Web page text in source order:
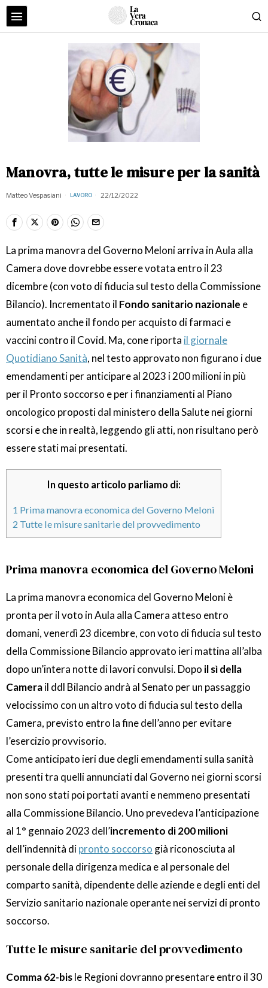
Manovra, tutte le misure per la sanità
Matteo Vespasiani LAVORO 22/12/2022
La prima manovra del Governo Meloni arriva in Aula alla
Camera dove dovrebbe essere votata entro il 23
dicembre (con voto di fiducia sul testo della Commissione
Bilancio). Incrementato il Fondo sanitario nazionale e
aumentato anche il fondo per acquisto di farmaci e
vaccini contro il Covid. Ma, cone riporta il giornale
Quotidiano Sanità, nel testo approvato non figurano i due
emendamenti per anticipare al 2023 i 200 milioni in più
per il Pronto soccorso e per i finanziamenti al Piano
oncologico proposti dal ministero della Salute nei giorni
scorsi e che in realtà, leggendo gli atti, non risultano però
essere stati mai presentati.
In questo articolo parliamo di:
1 Prima manovra economica del Governo Meloni
2 Tutte le misure sanitarie del provvedimento
Prima manovra economica del Governo Meloni
La prima manovra economica del Governo Meloni è
pronta per il voto in Aula alla Camera atteso entro
domani, venerdì 23 dicembre, con voto di fiducia sul testo
della Commissione Bilancio approvato ieri mattina all’alba
dopo un’intera notte di lavori convulsi. Dopo il sì della
Camerail ddl Bilancio andrà al Senato per un passaggio
velocissimo con un altro voto di fiducia sul testo della
Camera, previsto entro la fine dell’anno per evitare
l’esercizio provvisorio.
Come anticipato ieri due degli emendamenti sulla sanità
presenti tra quelli annunciati dal Governo nei giorni scorsi
non sono stati poi portati avanti e nemmeno presentati
alla Commissione Bilancio. Uno prevedeva l’anticipazione
al 1° gennaio 2023 dell’incremento di 200 milioni
dell’indennità dipronto soccorso già riconosciuta al
personale della dirigenza medica e al personale del
comparto sanità, dipendente delle aziende e degli enti del
Servizio sanitario nazionale operante nei servizi di pronto
soccorso.
Tutte le misure sanitarie del provvedimento
Comma 62-bisle Regioni dovranno presentare entro il 30